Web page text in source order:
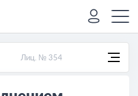
Лиц. № 354